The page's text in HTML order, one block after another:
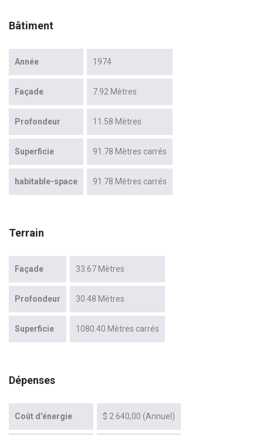
Bâtiment
Année 1974
Façade 7.92 Mètres
Profondeur 11.58 Mètres
Superficie 91.78 Mètres carrés
habitable-space 91.78 Mètres carrés
Terrain
Façade 33.67 Mètres
Profondeur 30.48 Mètres
Superficie 1080.40 Mètres carrés
Dépenses
Coût d'énergie $ 2 640,00 (Annuel)